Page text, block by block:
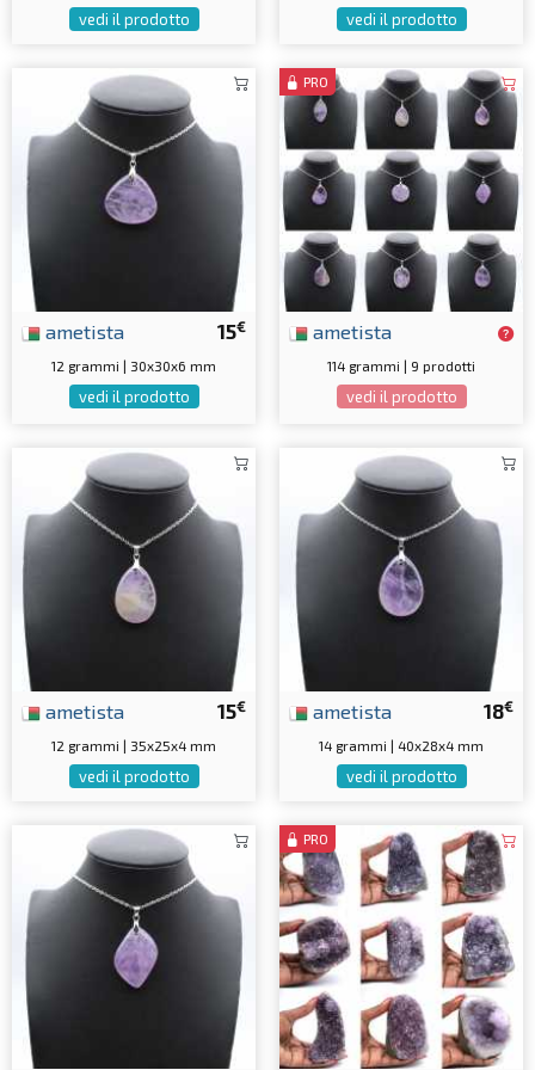
vedi il prodotto vedi il prodotto
15€
ametista
12 grammi | 30x30x6 mm
vedi il prodotto
PRO
ametista
114 grammi | 9 prodotti
vedi il prodotto
15€
ametista
12 grammi | 35x25x4 mm
vedi il prodotto
18€
ametista
14 grammi | 40x28x4 mm
vedi il prodotto
PRO